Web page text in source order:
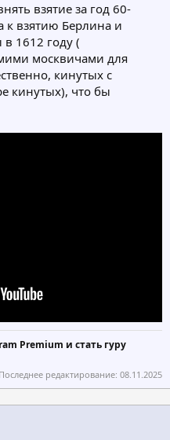
взятие за год 60-
к взятию Берлина и
1612 году (
москвичами для
кинутых с
кинутых), что бы
Premium и стать гуру
Последнее редактирование: 08.11.2025